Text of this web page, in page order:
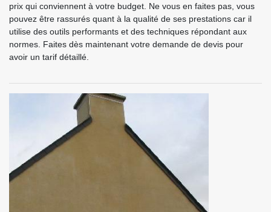
prix qui conviennent à votre budget. Ne vous en faites pas, vous
pouvez être rassurés quant à la qualité de ses prestations car il
utilise des outils performants et des techniques répondant aux
normes. Faites dès maintenant votre demande de devis pour
avoir un tarif détaillé.